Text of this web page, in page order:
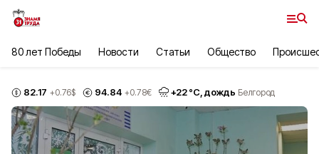
80 лет Победы Новости Статьи Общество
82.17 +0.76$ 94.84 +0.78€ +22°С, дождь Белгород